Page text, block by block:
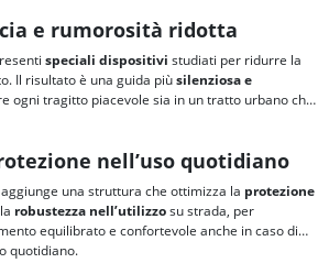
e rumorosità ridotta
speciali dispositivi studiati per ridurre la
Il risultato è una guida piùsilenziosa e
ogni tragitto piacevole sia in un tratto urbano che
nell’uso quotidiano
aggiunge una struttura che ottimizza la protezione
robustezza nell’utilizzosu strada, per
equilibrato e confortevole anche in caso di
quotidiano.